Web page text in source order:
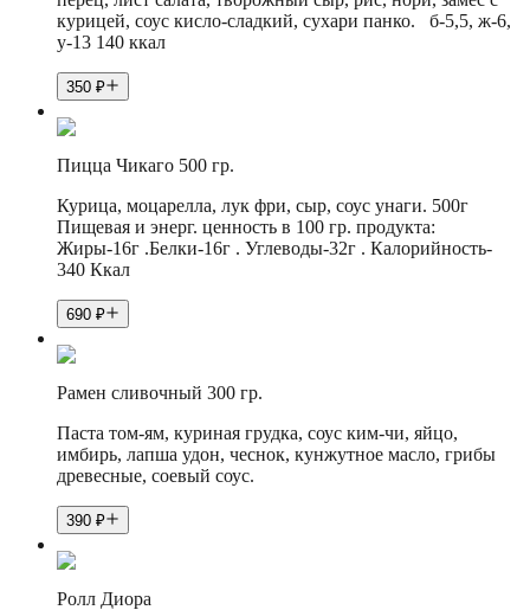
курицей, соус кисло-сладкий, сухари панко. б-5,5, ж-6,
у-13 140 ккал
350 ₽
Пицца Чикаго 500 гр.
Курица, моцарелла, лук фри, сыр, соус унаги. 500г
Пищевая и энерг. ценность в 100 гр. продукта:
Жиры-16г .Белки-16г . Углеводы-32г . Калорийность-
340 Ккал
690 ₽
Рамен сливочный 300 гр.
Паста том-ям, куриная грудка, соус ким-чи, яйцо,
имбирь, лапша удон, чеснок, кунжутное масло, грибы
древесные, соевый соус.
390 ₽
Ролл Диора